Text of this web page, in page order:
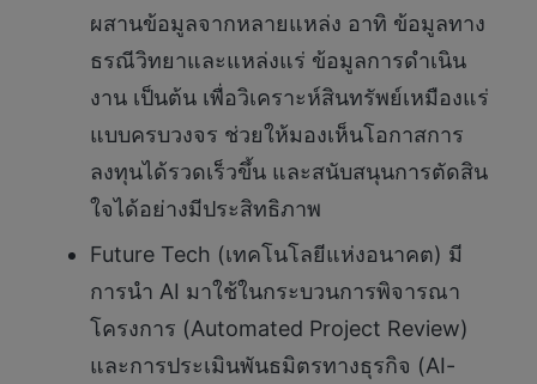
ผสานข้อมูลจากหลายแหล่ง อาทิ ข้อมูลทาง
ธรณีวิทยาและแหล่งแร่ ข้อมูลการดำเนิน
งาน เป็นต้น เพื่อวิเคราะห์สินทรัพย์เหมืองแร่
แบบครบวงจร ช่วยให้มองเห็นโอกาสการ
ลงทุนได้รวดเร็วขึ้น และสนับสนุนการตัดสิน
ใจได้อย่างมีประสิทธิภาพ
Future Tech (เทคโนโลยีแห่งอนาคต) มี
การนำ AI มาใช้ในกระบวนการพิจารณา
โครงการ (Automated Project Review)
และการประเมินพันธมิตรทางธุรกิจ (AI-